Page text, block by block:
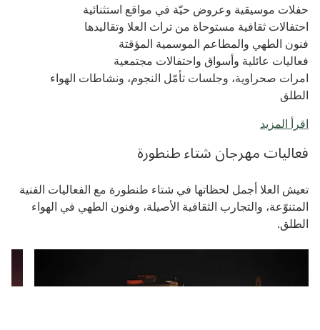
حفلات موسيقية وعروض حيّة في مواقع استثنائية
احتفالات ثقافية مستوحاة من تراث العلا وتقاليدها
فنون الطهي والمطاعم الموسمية المؤقتة
فعاليات عائلية وأسواق واحتفالات مجتمعية
امرات صحراوية، وجلسات تأمّل النجوم، ونشاطات الهواء
الطلق
اقرأ المزيد
فعاليات مهرجان شتاء طنطورة
تعيش العلا أجمل لحظاتها في شتاء طنطورة مع الفعاليات الفنية
المتنوّعة، والتجارب الثقافية الأصيلة، وفنون الطهي في الهواء
الطلق.